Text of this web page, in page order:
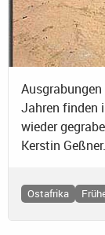
Jahren finden
wieder
Kerstin Geßner.
Ostafrika